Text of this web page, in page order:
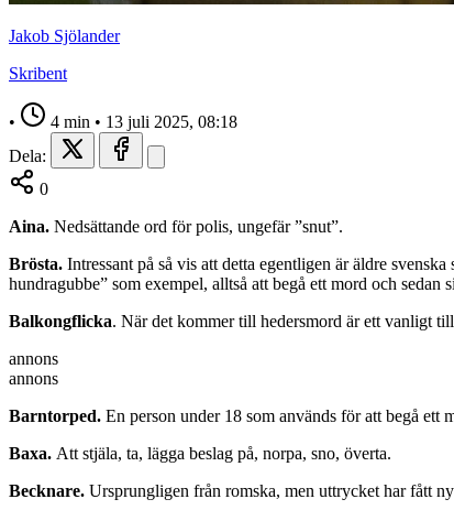
Jakob Sjölander
Skribent
• 4 min • 13 juli 2025, 08:18
Dela:
0
Aina. Nedsättande ord för polis, ungefär ”snut”.
Brösta. Intressant på så vis att detta egentligen är äldre
hundragubbe” som exempel, alltså att begå ett mord och
Balkongflicka. När det kommer till hedersmord är ett vanligt
annons
annons
Barntorped. En person under 18 som används för att begå
Baxa. Att stjäla, ta, lägga beslag på, norpa, sno, överta.
Becknare. Ursprungligen från romska, men uttrycket har fått